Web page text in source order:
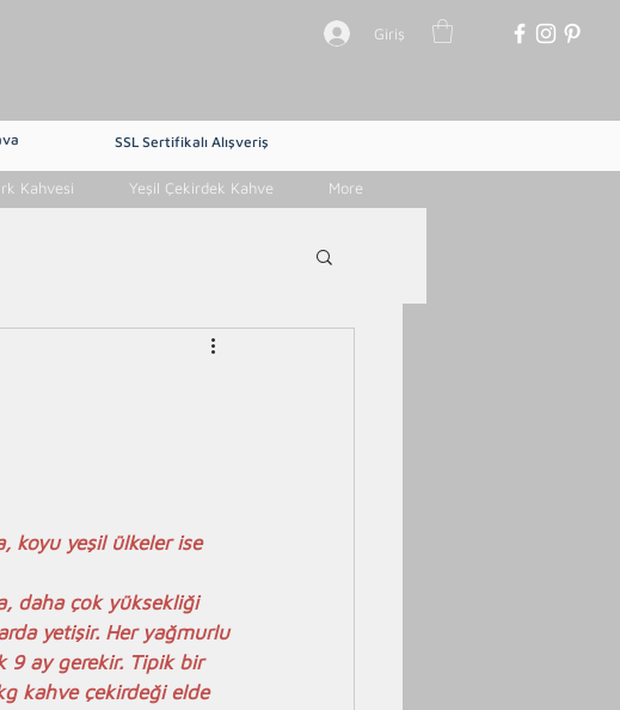
Giriş
SSL Sertifikalı Alışveriş
Kahvesi Yeşil Çekirdek Kahve More
koyu yeşil ülkeler ise
daha çok yüksekliği
yetişir. Her yağmurlu
9 ay gerekir. Tipik bir
kahve çekirdeği elde